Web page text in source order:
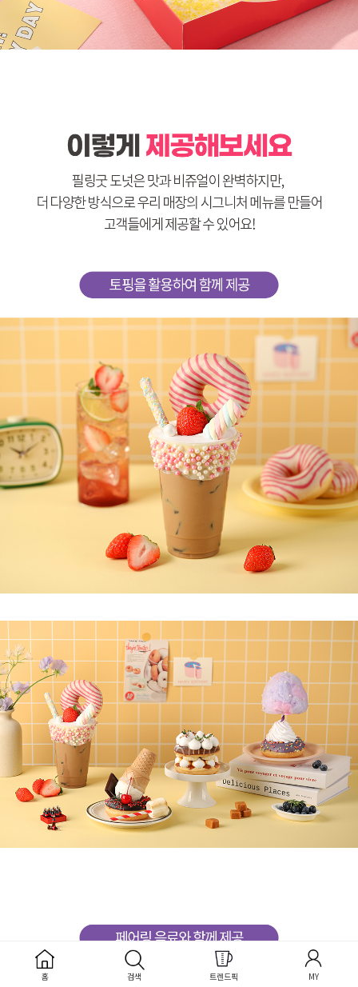
홈 검색 트렌드픽 MY